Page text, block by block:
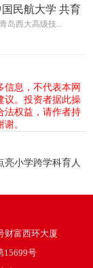
民航大学 共育
岛西大高级技...
信息，不代表本网
议。投资者据此操
法权益，请作者持
。
亮小学跨学科育人
财富西环大厦
15699号